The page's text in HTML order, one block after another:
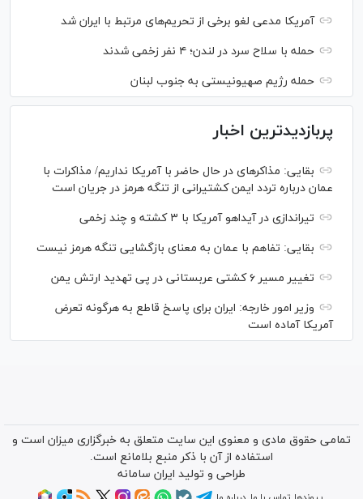
آمریکا مدعی لغو برخی از تحریم‌های مرتبط با ایران شد
حمله با سلاح سرد در لندن؛ ۴ نفر زخمی شدند
حمله رژیم صهیونیستی به جنوب لبنان
پربازدیدترین اخبار
بقایی: مذاکره‎ای در حال حاضر با آمریکا نداریم/ مذاکرات با
عمان درباره تردد ایمن کشتیرانی از تنگه هرمز در جریان است
تیراندازی در آیداهو آمریکا با ۳ کشته و چند زخمی
بقایی: تفاهم با عمان به معنای بازگشایی تنگه هرمز نیست
تغییر مسیر ۶ کشتی عربستانی در پی تهدید ارتش یمن
وزیر امور خارجه: ایران برای پاسخ قاطع به هرگونه تعرض
آمریکا آماده است
تمامی حقوق مادی و معنوی این سایت متعلق به خبرگزاری میزان است و
استفاده از آن با ذکر منبع بلامانع است.
طراحی و تولید ایران سامانه